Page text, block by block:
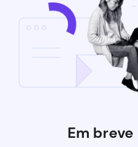
Em breve